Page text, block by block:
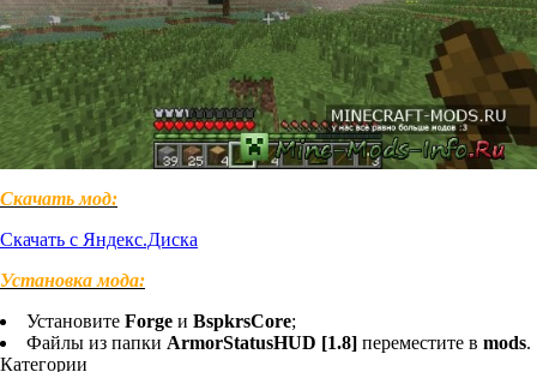
Скачать мод:
Скачать с Яндекс.Диска
Установка мода:
Установите Forge и BspkrsCore;
Файлы из папки ArmorStatusHUD [1.8] переместите в mods.
Категории